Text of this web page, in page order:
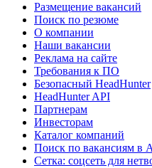
Размещение вакансий
Поиск по резюме
О компании
Наши вакансии
Реклама на сайте
Требования к ПО
Безопасный HeadHunter
HeadHunter API
Партнерам
Инвесторам
Каталог компаний
Поиск по вакансиям в
Сетка: соцсеть для